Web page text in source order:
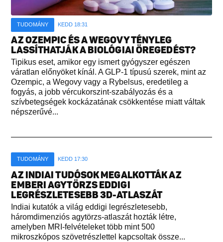
TUDOMÁNY KEDD 18:31
AZ OZEMPIC ÉS A WEGOVY TÉNYLEG
LASSÍTHATJÁK A BIOLÓGIAI ÖREGEDÉST?
Tipikus eset, amikor egy ismert gyógyszer egészen
váratlan előnyöket kínál. A GLP-1 típusú szerek, mint az
Ozempic, a Wegovy vagy a Rybelsus, eredetileg a
fogyás, a jobb vércukorszint-szabályozás és a
szívbetegségek kockázatának csökkentése miatt váltak
népszerűvé...
TUDOMÁNY KEDD 17:30
AZ INDIAI TUDÓSOK MEGALKOTTÁK AZ
EMBERI AGYTÖRZS EDDIGI
LEGRÉSZLETESEBB 3D-ATLASZÁT
Indiai kutatók a világ eddigi legrészletesebb,
háromdimenziós agytörzs-atlaszát hozták létre,
amelyben MRI-felvételeket több mint 500
mikroszkópos szövetrészlettel kapcsoltak össze...